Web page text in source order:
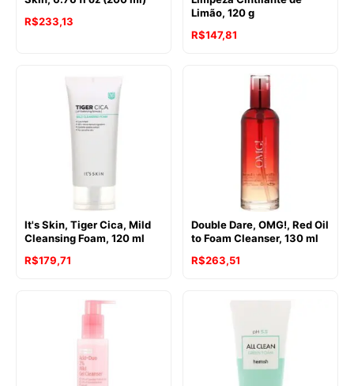
R$233,13
Limão, 120 g
R$147,81
It's Skin, Tiger Cica, Mild
Cleansing Foam, 120 ml
R$179,71
Double Dare, OMG!, Red Oil
to Foam Cleanser, 130 ml
R$263,51